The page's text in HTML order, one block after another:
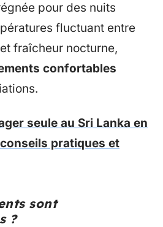
pour des nuits
fluctuant entre
fraîcheur nocturne,
confortables
seule au Sri Lanka en
pratiques et
sont
?